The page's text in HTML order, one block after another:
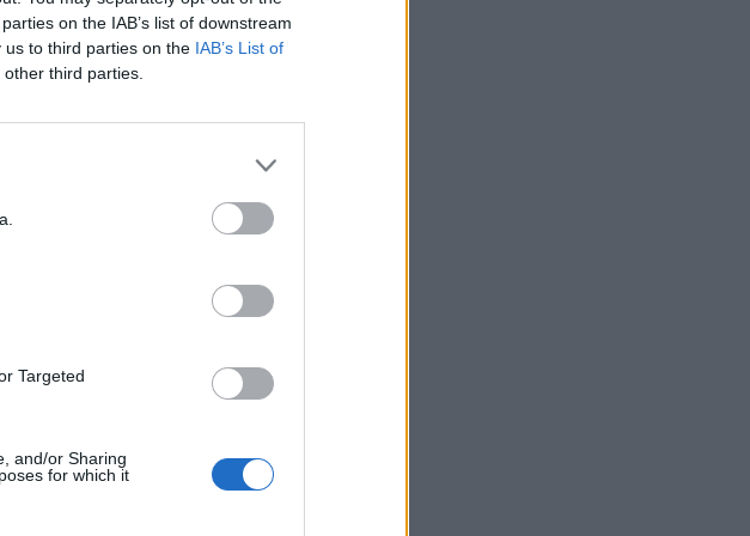
on the IAB’s list of downstream
to third parties on the IAB’s List of
third parties.
Targeted
and/or Sharing
for which it
ΥΠΕΞ